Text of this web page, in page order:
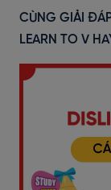
CÙNG GIẢI
LEARN TO V